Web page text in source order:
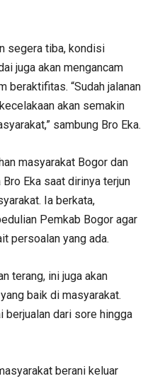
segera tiba, kondisi
juga akan mengancam
beraktifitas. “Sudah jalanan
akan semakin
sambung Bro Eka.
masyarakat Bogor dan
Eka saat dirinya terjun
Ia berkata,
Pemkab Bogor agar
persoalan yang ada.
terang, ini juga akan
baik di masyarakat.
berjualan dari sore hingga
berani keluar